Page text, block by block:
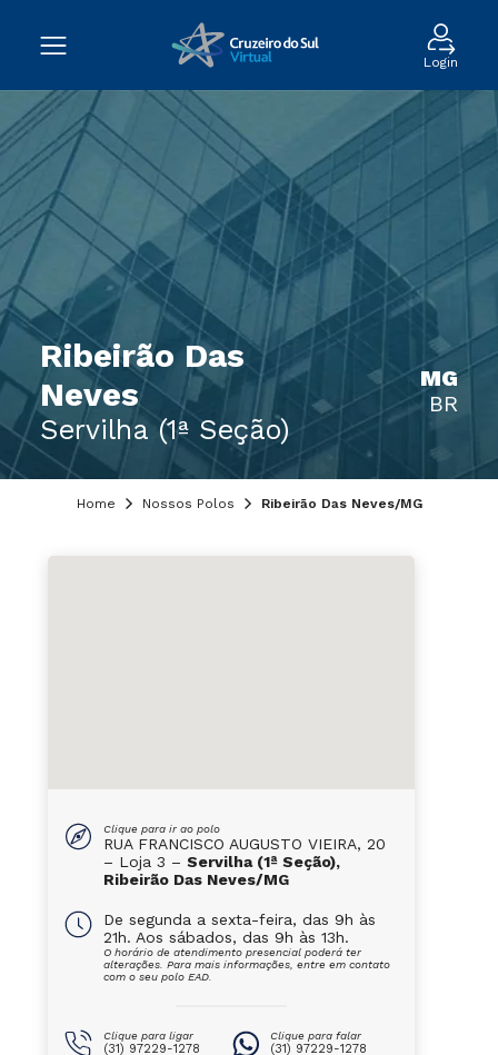
Login
Ribeirão Das
Neves
Servilha (1ª Seção)
MG
BR
Home Nossos Polos Ribeirão Das Neves/MG
Clique para ir ao polo
RUA FRANCISCO AUGUSTO VIEIRA, 20
– Loja 3 – Servilha (1ª Seção),
Ribeirão Das Neves/MG
De segunda a sexta-feira, das 9h às
21h. Aos sábados, das 9h às 13h.
O horário de atendimento presencial poderá ter
alterações. Para mais informações, entre em contato
com o seu polo EAD.
Clique para ligar
(31) 97229-1278
Clique para falar
(31) 97229-1278